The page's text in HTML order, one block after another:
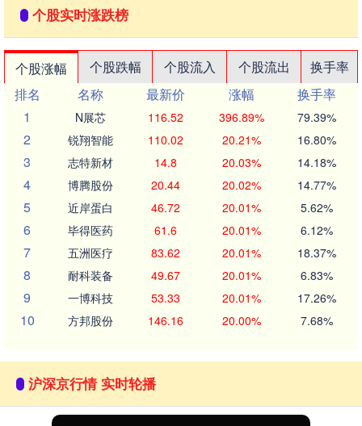
个股实时涨跌榜
个股涨幅 个股跌幅 个股流入 个股流出
换手率
排名
名称 最新价 涨幅
换手率
1
N展芯 116.52 396.89% 79.39%
2 锐翔智能 110.02 20.21% 16.80%
3 志特新材 14.8 20.03% 14.18%
4 博腾股份 20.44 20.02% 14.77%
5 近岸蛋白 46.72 20.01% 5.62%
6 毕得医药 61.6 20.01% 6.12%
7 五洲医疗 83.62 20.01% 18.37%
8 耐科装备 49.67 20.01% 6.83%
9 一博科技 53.33 20.01% 17.26%
10 方邦股份 146.16 20.00% 7.68%
沪深京行情 实时轮播